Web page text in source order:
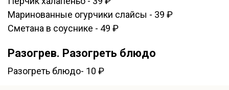
Маринованные огурчики слайсы - 39 ₽
Сметана в соуснике - 49 ₽
Разогрев. Разогреть блюдо
Разогреть блюдо- 10 ₽